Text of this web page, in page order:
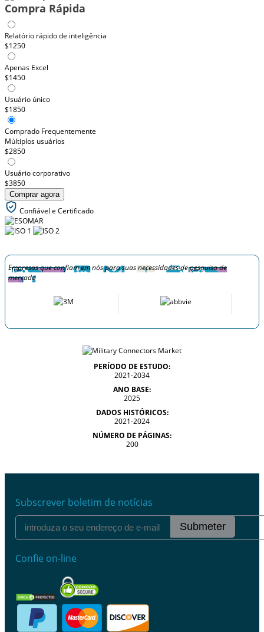
Compra Rápida
Relatório rápido de inteligência
$1250
Apenas Excel
$1450
Usuário único
$1850
Comprado Frequentemente
Múltiplos usuários
$2850
Usuário corporativo
$3850
Comprar agora
Confiável e Certificado
Empresas que confiam em nós para suas necessidades de pesquisa de
mercado
PERÍODO DE ESTUDO:
2021-2034
ANO BASE:
2025
DADOS HISTÓRICOS:
2021-2024
NÚMERO DE PÁGINAS:
200
Subscrever boletim de notícias
Submeter
Confie on-line